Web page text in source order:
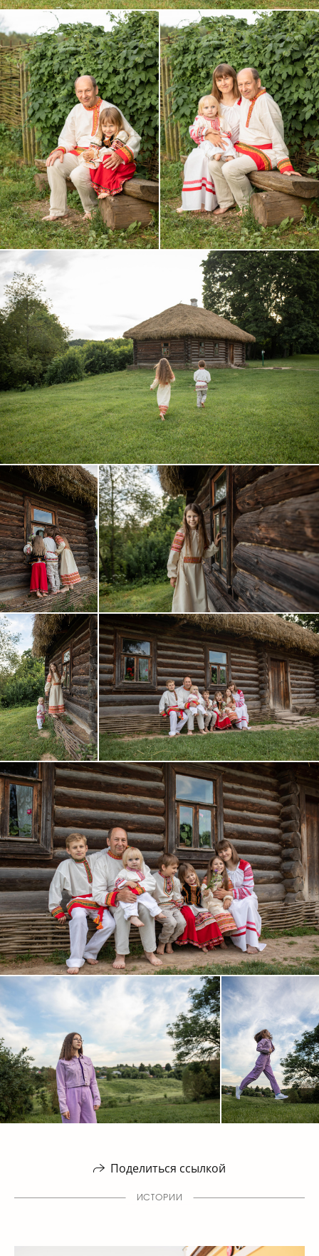
Поделиться ссылкой
ИСТОРИИ